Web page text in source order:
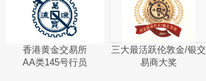
香港黄金交易所
AA类145号行员
三大最活跃伦敦金/银交
易商大奖